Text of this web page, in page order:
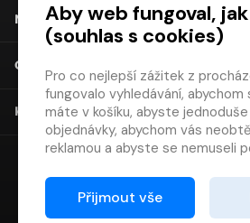
NÁKUP
O SPOLEČNOSTI
KONTAKT
Aby web fungoval,
(souhlas s cookies)
Pro co nejlepší zážitek z
fungovalo vyhledávání,
máte v košíku, abyste
objednávky, abychom vás
reklamou a abyste se nemuseli
Proto od vás potřebujeme
zpracováním souborů cookies
Přijmout vše